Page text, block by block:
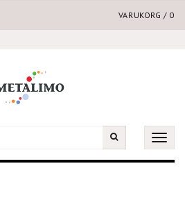
VARUKORG / 0
Toggle